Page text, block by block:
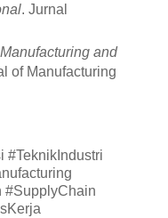
. Jurnal
and
of Manufacturing
#TeknikIndustri
#SupplyChain